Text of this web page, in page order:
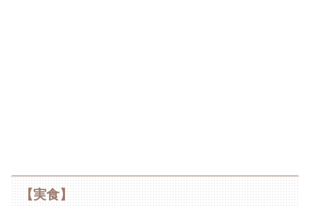
【実食】